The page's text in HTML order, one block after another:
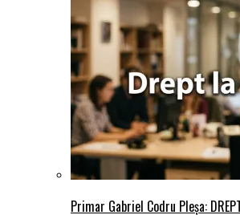
Primar Gabriel Codru Pleșa: